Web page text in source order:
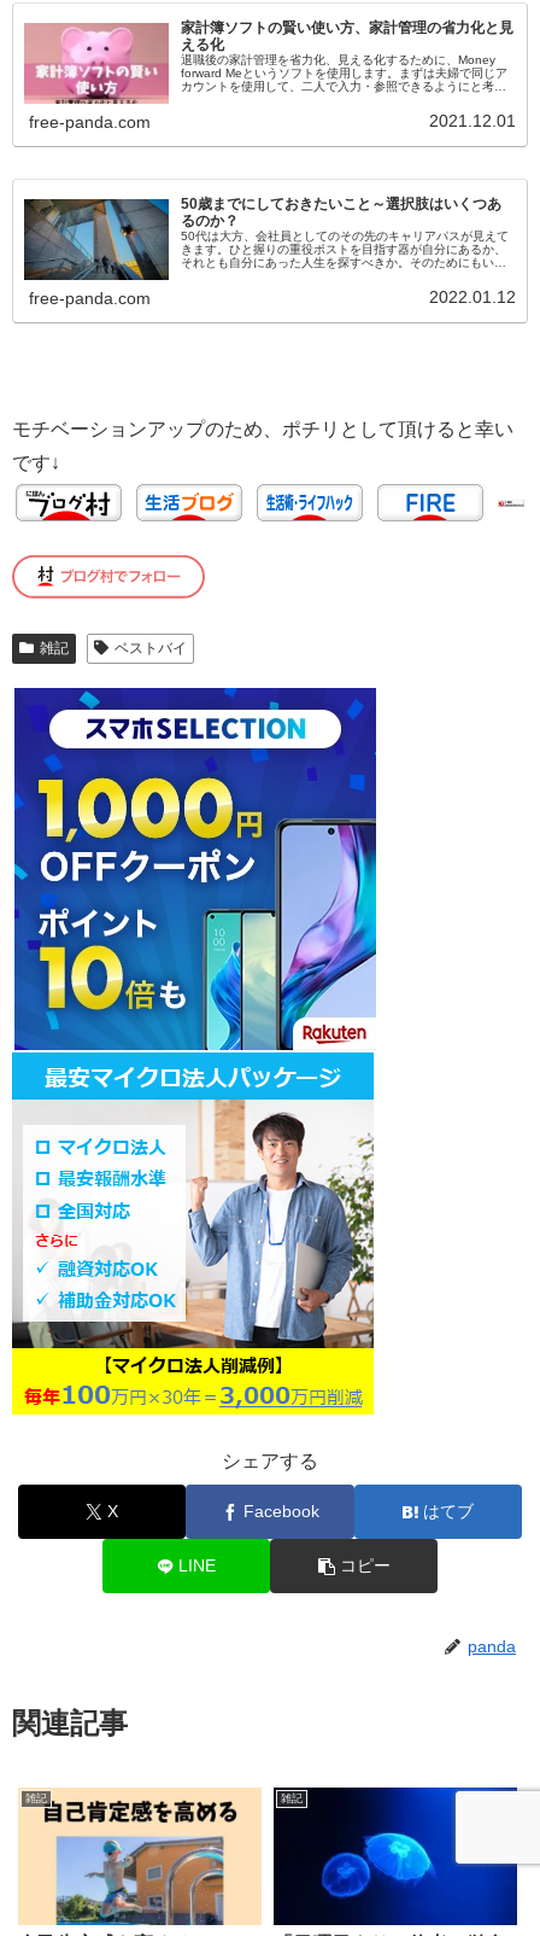
家計簿ソフトの賢い使い方、家計管理の省力化と見
える化
退職後の家計管理を省力化、見える化するために、Money
forward Meというソフトを使用します。まずは夫婦で同じア
カウントを使用して、二人で入力・参照できるようにと考え
クレジット決済による支出の自動連係も活用していきます。
free-panda.com 2021.12.01
50歳までにしておきたいこと～選択肢はいくつあ
るのか？
50代は大方、会社員としてのその先のキャリアパスが見えて
きます。ひと握りの重役ポストを目指す器が自分にあるか、
それとも自分にあった人生を探すべきか。そのためにもいつ
free-panda.com 2022.01.12
モチベーションアップのため、ポチリとして頂けると幸い
です↓
雑記 ベストバイ
シェアする
X Facebook はてブ
LINE コピー
panda
関連記事
雑記 雑記